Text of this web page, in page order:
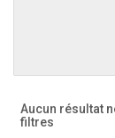
Aucun résultat
filtres